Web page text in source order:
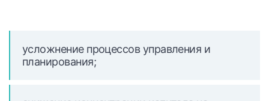
усложнение процессов управления и
планирования;